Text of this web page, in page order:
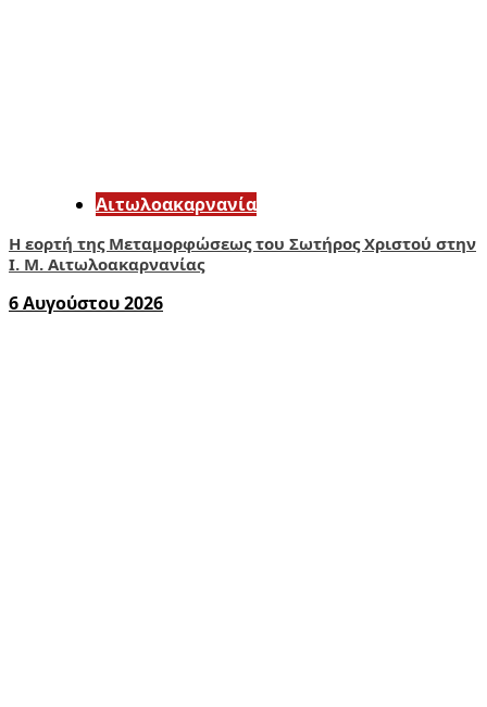
Αιτωλοακαρνανία
Η εορτή της Μεταμορφώσεως του Σωτήρος Χριστού στην
Ι. Μ. Αιτωλοακαρνανίας
6 Αυγούστου 2026